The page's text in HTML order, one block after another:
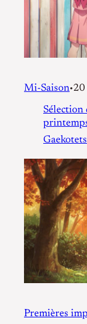
Mi-Saison•
Sélection
Premières